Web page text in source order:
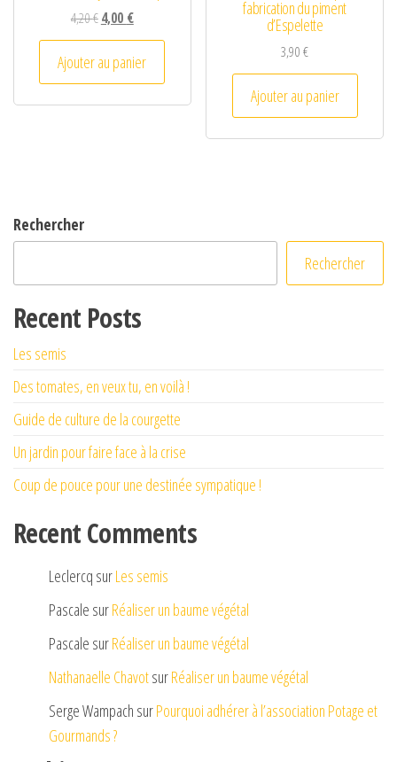
4,20€Le prix initial était : 4,20 €.
4,00 €Le prix actuel est : 4,00 €.
Ajouter au panier
fabrication du piment
d’Espelette
3,90€
Ajouter au panier
Rechercher
Rechercher
Recent Posts
Les semis
Des tomates, en veux tu, en voilà !
Guide de culture de la courgette
Un jardin pour faire face à la crise
Coup de pouce pour une destinée sympatique !
Recent Comments
Leclercq surLes semis
Pascale surRéaliser un baume végétal
Pascale surRéaliser un baume végétal
Nathanaelle ChavotsurRéaliser un baume végétal
Serge Wampach surPourquoi adhérer à l’association Potage et
Gourmands ?